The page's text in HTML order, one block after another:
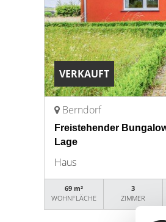
VERKAUFT
Berndorf
Freistehender
Lage
Haus
69 m²
WOHNFLÄCHE
3
ZIMMER